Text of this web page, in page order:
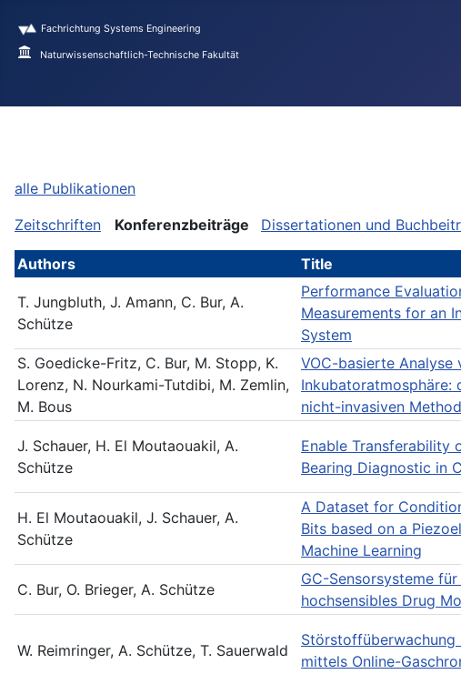
Fachrichtung Systems Engineering
Naturwissenschaftlich-Technische Fakultät
alle Publikationen
Zeitschriften
Konferenzbeiträge Dissertationen und
Authors Title
T. Jungbluth, J. Amann, C. Bur, A.
Schütze
Performance
Measurements for an
System
S. Goedicke-Fritz, C. Bur, M. Stopp, K.
Lorenz, N. Nourkami-Tutdibi, M. Zemlin,
M. Bous
VOC-basierte Analyse
Inkubatoratmosphäre:
nicht-invasiven
J. Schauer, H. El Moutaouakil, A.
Schütze
Enable Transferability
Bearing Diagnostic in
H. El Moutaouakil, J. Schauer, A.
Schütze
A Dataset for
Bits based on a
Machine Learning
C. Bur, O. Brieger, A. Schütze
GC-Sensorsysteme
hochsensibles Drug
W. Reimringer, A. Schütze, T. Sauerwald
mittels Online-